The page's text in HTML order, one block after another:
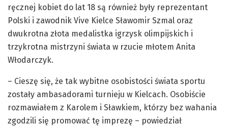
ręcznej kobiet do lat 18 są również były reprezentant
Polski i zawodnik Vive Kielce Sławomir Szmal oraz
dwukrotna złota medalistka igrzysk olimpijskich i
trzykrotna mistrzyni świata w rzucie młotem Anita
Włodarczyk.
– Cieszę się, że tak wybitne osobistości świata sportu
zostały ambasadorami turnieju w Kielcach. Osobiście
rozmawiałem z Karolem i Sławkiem, którzy bez wahania
zgodzili się promować tę imprezę – powiedział